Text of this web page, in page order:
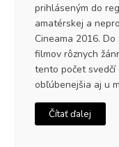
prihláseným do
amatérskej a
Cineama 2016.
filmov rôznych
tento počet svedčí
obľúbenejšia aj u
Čítať ďalej